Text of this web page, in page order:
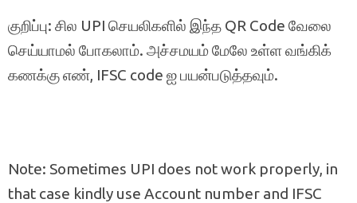
குறிப்பு: சில UPI செயலிகளில் இந்த QR Code வேலை
செய்யாமல் போகலாம். அச்சமயம் மேலே உள்ள வங்கிக்
கணக்கு எண், IFSC code ஐ பயன்படுத்தவும்.
Note: Sometimes UPI does not work properly, in
that case kindly use Account number and IFSC